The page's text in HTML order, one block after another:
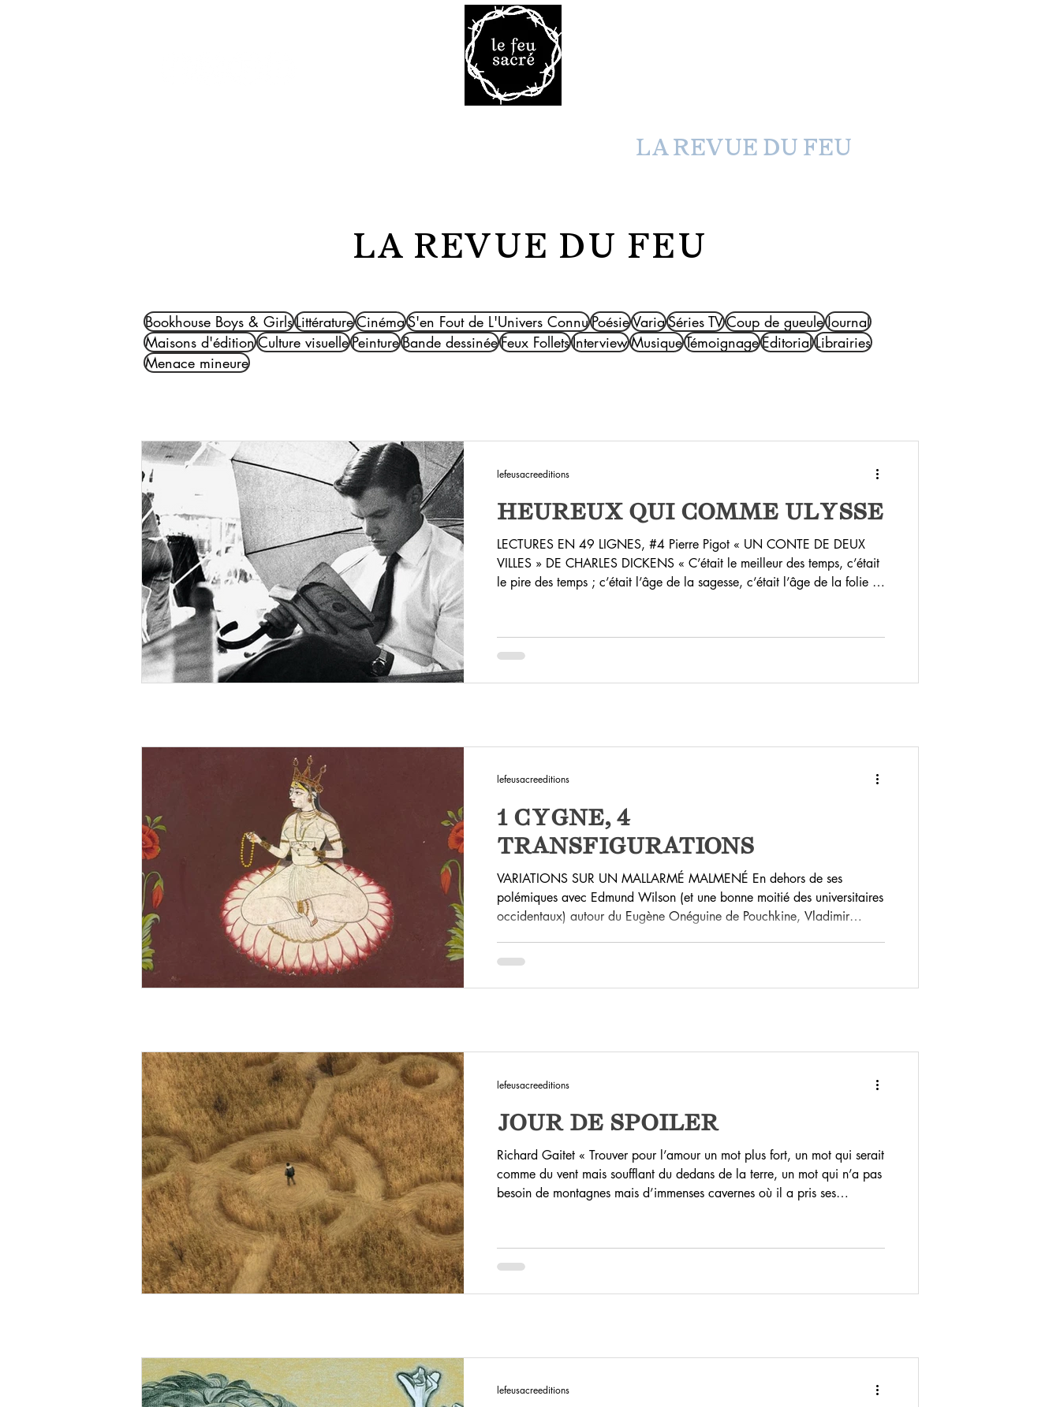
LA REVUE DU FEU
LA REVUE DU FEU
Bookhouse Boys & GirlsLittératureCinémaS'en Fout de L'Univers ConnuPoésieVariaSéries TVCoup de gueuleJournal
Maisons d'éditionCulture visuellePeintureBande dessinéeFeux FolletsInterviewMusiqueTémoignageEditorialLibrairies
Menace mineure
HEUREUX QUI COMME ULYSSE
LECTURES EN 49 LIGNES, #4 Pierre Pigot « UN CONTE DE DEUX
VILLES » DE CHARLES DICKENS « C’était le meilleur des temps, c’était
le pire des temps ; c’était l’âge de la sagesse, c’était l’âge de la folie ;
printemps de l’espoir, c’était l’heure du désespoir ; nous avions tout
devant nous, nous n’avions rien devant nous » : les lignes q
lefeusacreeditions
1 CYGNE, 4
TRANSFIGURATIONS
VARIATIONS SUR UN MALLARMÉ MALMENÉ En dehors de ses
polémiques avec Edmund Wilson (et une bonne moitié des universitaires
occidentaux) autour du Eugène Onéguine de Pouchkine, Vladimir
poétique à toute autre langue de ce monde, eut une autre victime
recueil intitulé Imitations des versions pour le moins très libres de
lefeusacreeditions
JOUR DE SPOILER
Richard Gaitet « Trouver pour l’amour un mot plus fort, un mot qui serait
comme du vent mais soufflant du dedans de la terre, un mot qui n’a pas
besoin de montagnes mais d’immenses cavernes où il a pris ses
en part comme le cristal mais ne coupant pas, une forme pure,
transparente, un mot comme la voix des animaux mais qui se comprend
lefeusacreeditions
lefeusacreeditions